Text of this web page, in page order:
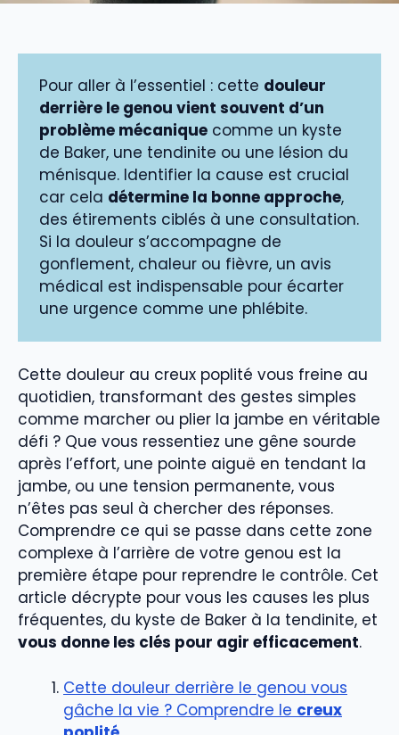
Pour aller à l’essentiel : cette douleur
derrière le genou vient souvent d’un
problème mécanique comme un kyste
de Baker, une tendinite ou une lésion du
ménisque. Identifier la cause est crucial
car cela détermine la bonne approche,
des étirements ciblés à une consultation.
Si la douleur s’accompagne de
gonflement, chaleur ou fièvre, un avis
médical est indispensable pour écarter
une urgence comme une phlébite.
Cette douleur au creux poplité vous freine au
quotidien, transformant des gestes simples
comme marcher ou plier la jambe en véritable
défi ? Que vous ressentiez une gêne sourde
après l’effort, une pointe aiguë en tendant la
jambe, ou une tension permanente, vous
n’êtes pas seul à chercher des réponses.
Comprendre ce qui se passe dans cette zone
complexe à l’arrière de votre genou est la
première étape pour reprendre le contrôle. Cet
article décrypte pour vous les causes les plus
fréquentes, du kyste de Baker à la tendinite, et
vous donne les clés pour agir efficacement.
Cette douleur derrière le genou vous
gâche la vie ? Comprendre le creux